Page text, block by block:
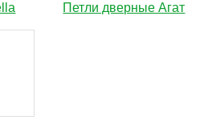
Петли дверные Агат